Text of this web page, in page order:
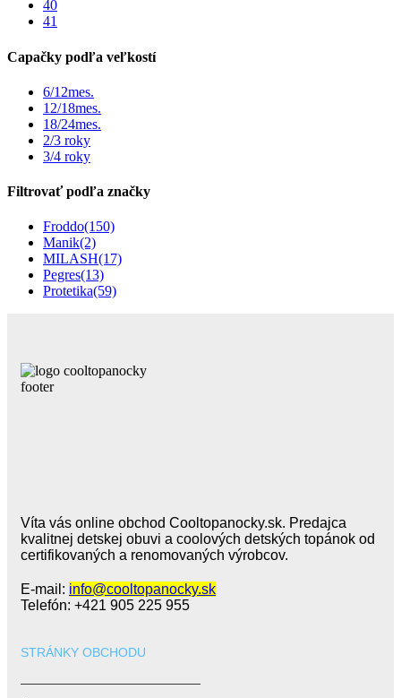
40
41
Capačky podľa veľkostí
6/12mes.
12/18mes.
18/24mes.
2/3 roky
3/4 roky
Filtrovať podľa značky
Froddo(150)
Manik(2)
MILASH(17)
Pegres(13)
Protetika(59)
Víta vás online obchod Cooltopanocky.sk. Predajca
kvalitnej detskej obuvi a coolových detských topánok od
certifikovaných a renomovaných výrobcov.
E-mail: info@cooltopanocky.sk
Telefón: +421 905 225 955
STRÁNKY OBCHODU